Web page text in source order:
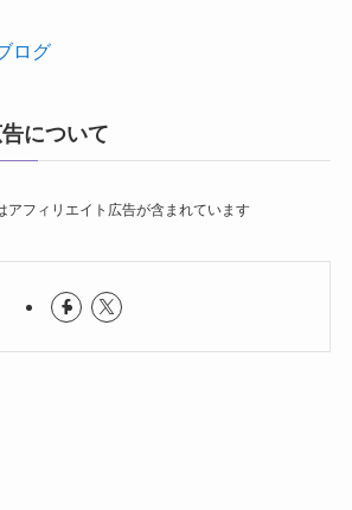
ログ
について
アフィリエイト広告が含まれています